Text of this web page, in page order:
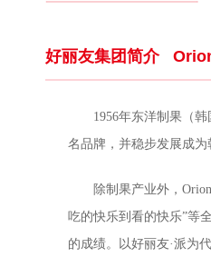
好丽友集团简介
1956年东洋制果（韩国
名品牌，并稳步发展成为
除制果产业外，Orion
吃的快乐到看的快乐”等
的成绩。以好丽友·派为